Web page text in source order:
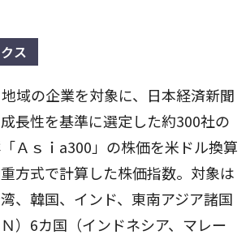
ス
域の企業を対象に、日本経済新聞
長性を基準に選定した約300社の
Ａｓｉa300」の株価を米ドル換算
方式で計算した株価指数。対象は
、韓国、インド、東南アジア諸国
）6カ国（インドネシア、マレー